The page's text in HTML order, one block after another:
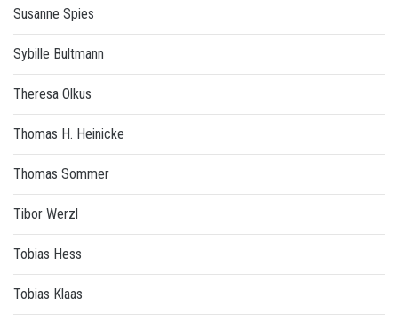
Susanne Spies
Sybille Bultmann
Theresa Olkus
Thomas H. Heinicke
Thomas Sommer
Tibor Werzl
Tobias Hess
Tobias Klaas